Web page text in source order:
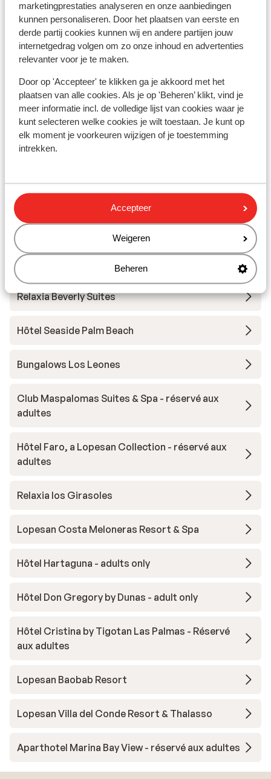
marketingprestaties analyseren en onze aanbiedingen
kunnen personaliseren. Door het plaatsen van eerste en
derde partij cookies kunnen wij en andere partijen jouw
internetgedrag volgen om zo onze inhoud en advertenties
relevanter voor je te maken.
Door op 'Accepteer' te klikken ga je akkoord met het
plaatsen van alle cookies. Als je op 'Beheren’ klikt, vind je
meer informatie incl. de volledige lijst van cookies waar je
kunt selecteren welke cookies je wilt toestaan. Je kunt op
elk moment je voorkeuren wijzigen of je toestemming
intrekken.
Accepteer
Weigeren
Beheren
Distance du centre-ville: faro ii environ 500
mètres, playa del ingles environ 2 kilomètres
Distance jusqu'à l'arrêt de bus environ 20 mètres
Distance aux magasins les plus proches environ
Distance à la supérette la plus proche environ 500
mètres
Distance au restaurant le plus proche environ 500
mètres
Distance à la pharmacie la plus proche environ 500
Autres hébergements - Gran Canaria
Hôtel Royal Hideaway Santa Catalina
Hôtel Santa Monica Suites
Relaxia Beverly Suites
Hôtel Seaside Palm Beach
Bungalows Los Leones
Club Maspalomas Suites & Spa - réservé aux
adultes
Hôtel Faro, a Lopesan Collection - réservé aux
adultes
Relaxia los Girasoles
Lopesan Costa Meloneras Resort & Spa
Hôtel Hartaguna - adults only
Hôtel Don Gregory by Dunas - adult only
Hôtel Cristina by Tigotan Las Palmas - Réservé
aux adultes
Lopesan Baobab Resort
Lopesan Villa del Conde Resort & Thalasso
Aparthotel Marina Bay View - réservé aux adultes